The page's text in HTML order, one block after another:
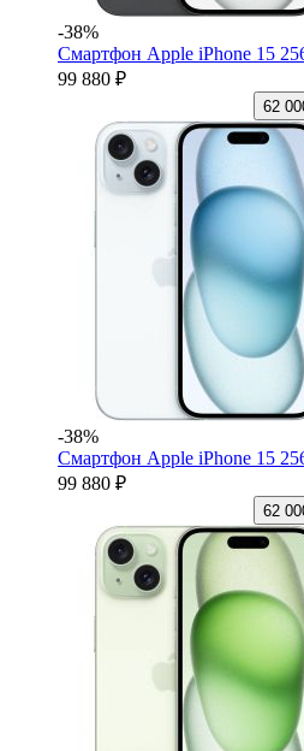
-38%
Смартфон Apple iPhone 15
99 880 ₽
62
-38%
Смартфон Apple iPhone 15
99 880 ₽
62